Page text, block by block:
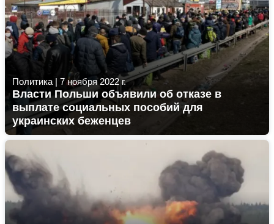
Политика | 7 ноября 2022 г.
Власти Польши объявили об отказе в
выплате социальных пособий для
украинских беженцев